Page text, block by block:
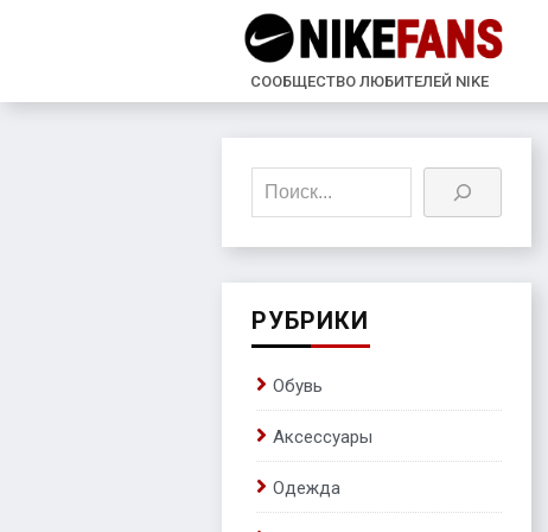
СООБЩЕСТВО ЛЮБИТЕЛЕЙ NIKE
Поиск
РУБРИКИ
Обувь
Аксессуары
Одежда